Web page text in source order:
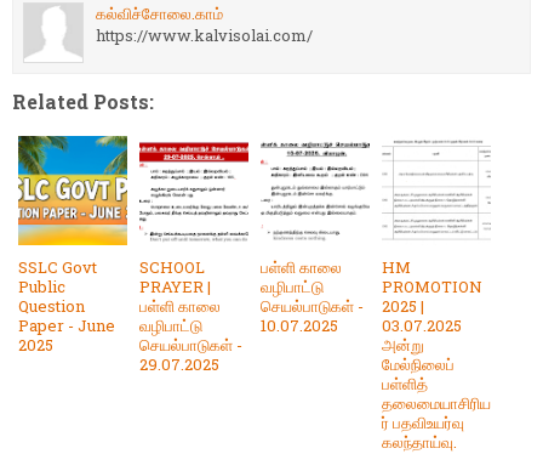
கல்விச்சோலை.காம்
https://www.kalvisolai.com/
Related Posts:
SSLC Govt
Public
Question
Paper - June
2025
SCHOOL
PRAYER |
பள்ளி காலை
வழிபாட்டு
செயல்பாடுகள் -
29.07.2025
பள்ளி காலை
வழிபாட்டு
செயல்பாடுகள் -
10.07.2025
HM
PROMOTION
2025 |
03.07.2025
அன்று
மேல்நிலைப்
பள்ளித்
தலைமையாசிரிய
ர் பதவிஉயர்வு
கலந்தாய்வு.